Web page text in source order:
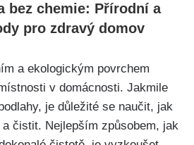
bez ​chemie: Přírodní a
pro zdravý domov
a ekologickým povrchem
v domácnosti. Jakmile
je důležité se naučit, jak
čistit. Nejlepším způsobem, jak